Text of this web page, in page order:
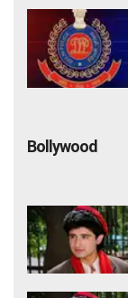
Bollywood